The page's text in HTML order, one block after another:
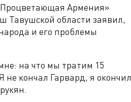
Армения»
Тавушской области заявил,
и его проблемы
на что мы тратим 15
не кончал Гарвард, я окончил